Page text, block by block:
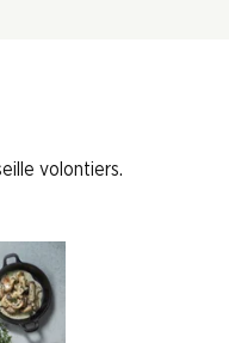
volontiers.